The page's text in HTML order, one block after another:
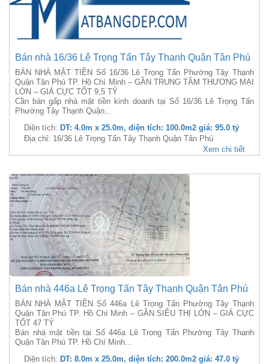
Bán nhà 16/36 Lê Trọng Tấn Tây Thạnh Quận Tân Phú
BÁN NHÀ MẶT TIỀN Số 16/36 Lê Trọng Tấn Phường Tây Thạnh
Quận Tân Phú TP. Hồ Chí Minh – GẦN TRUNG TÂM THƯƠNG MẠI
LỚN – GIÁ CỰC TỐT 9,5 TỶ
Cần bán gấp nhà mặt tiền kinh doanh tại Số 16/36 Lê Trọng Tấn
Phường Tây Thạnh Quận...
Diện tích: DT: 4.0m x 25.0m, diện tích: 100.0m2 giá: 95.0 tỷ
Địa chỉ: 16/36 Lê Trọng Tấn Tây Thạnh Quận Tân Phú
Xem chi tiết
Bán nhà 446a Lê Trọng Tấn Tây Thạnh Quận Tân Phú
BÁN NHÀ MẶT TIỀN Số 446a Lê Trọng Tấn Phường Tây Thạnh
Quận Tân Phú TP. Hồ Chí Minh – GẦN SIÊU THỊ LỚN – GIÁ CỰC
TỐT 47 TỶ
Bán nhà mặt tiền tại Số 446a Lê Trọng Tấn Phường Tây Thạnh
Quận Tân Phú TP. Hồ Chí Minh...
Diện tích: DT: 8.0m x 25.0m, diện tích: 200.0m2 giá: 47.0 tỷ